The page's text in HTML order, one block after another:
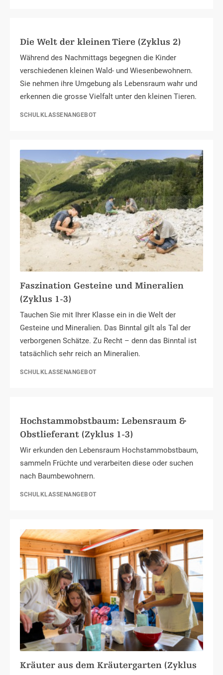
Die Welt der kleinen Tiere (Zyklus 2)
Während des Nachmittags begegnen die Kinder
verschiedenen kleinen Wald- und Wiesenbewohnern.
Sie nehmen ihre Umgebung als Lebensraum wahr und
erkennen die grosse Vielfalt unter den kleinen Tieren.
SCHULKLASSENANGEBOT
Faszination Gesteine und Mineralien
(Zyklus 1-3)
Tauchen Sie mit Ihrer Klasse ein in die Welt der
Gesteine und Mineralien. Das Binntal gilt als Tal der
verborgenen Schätze. Zu Recht – denn das Binntal ist
tatsächlich sehr reich an Mineralien.
SCHULKLASSENANGEBOT
Hochstammobstbaum: Lebensraum &
Obstlieferant (Zyklus 1-3)
Wir erkunden den Lebensraum Hochstammobstbaum,
sammeln Früchte und verarbeiten diese oder suchen
nach Baumbewohnern.
SCHULKLASSENANGEBOT
Kräuter aus dem Kräutergarten (Zyklus